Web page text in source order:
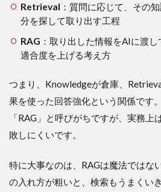
を使うべ
きです
10
め
Retrieval ：質問に応じて、その
分を探して取り出す工程
RAG ：取り出した情報をAIに渡
適合度を上げる考え方
つまり、Knowledgeが倉庫、
果を使った回答強化という関係です
「RAG」と呼びがちですが、実務上
敗しにくいです。
特に大事なのは、RAGは魔法ではな
の入れ方が粗いと、検索もうまくい